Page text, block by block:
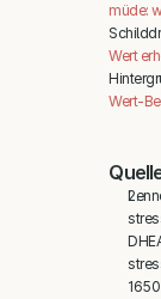
müde:
Wert
Wert-